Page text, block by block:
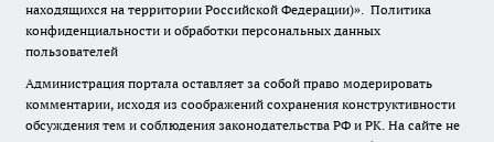
находящихся на территории Российской Федерации)». Политика
конфиденциальности и обработки персональных данных
пользователей
Администрация портала оставляет за собой право модерировать
комментарии, исходя из соображений сохранения конструктивности
обсуждения тем и соблюдения законодательства РФ и РК. На сайте не